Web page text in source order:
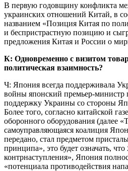
В первую годовщину конфликта
украинских отношений Китай, в
названием «Позиция Китая по
и беспристрастную позицию и
предложения Китая и России о
К: Одновременно с визитом
политическая взаимность?
Ч: Япония всегда поддерживала
войны японский премьер-министр
поддержку Украины со стороны
Более того, согласно китайской
оборонного оборудования (далее
самоуправляющаяся коалиция
передано, стал предметом
принципа», это будет означать,
контрнаступления», Япония
«потенциала противодействия